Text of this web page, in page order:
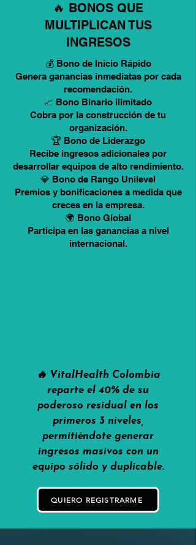
🔥 BONOS QUE
MULTIPLICAN TUS
INGRESOS
💰 Bono de Inicio Rápido
Genera ganancias inmediatas por cada
recomendación.
📈 Bono Binario ilimitado
Cobra por la construcción de tu
organización.
🏆 Bono de Liderazgo
Recibe ingresos adicionales por
desarrollar equipos de alto rendimiento.
💎 Bono de Rango Unilevel
Premios y bonificaciones a medida que
creces en la empresa.
🌍 Bono Global
Participa en las ganancias a nivel
internacional.
🔥 VitalHealth Colombia
reparte el 40% de su
poderoso residual en los
primeros 3 niveles,
permitiéndote generar
ingresos masivos con un
equipo sólido y duplicable.
QUIERO REGISTRARME